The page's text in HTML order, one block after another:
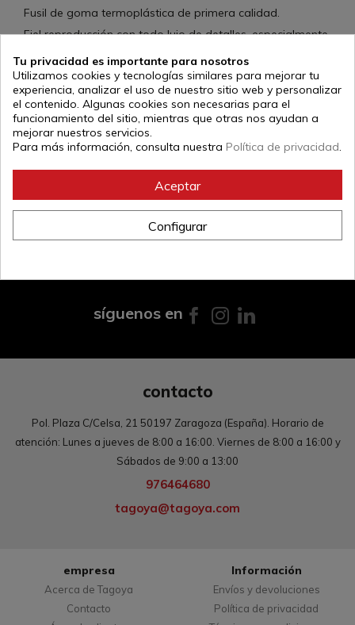
Fusil de goma termoplástica de primera calidad.
Fiel reproducción con todo lujo de detalles, especialmente
Peso y medidas practicamente iguales al original AR15.
Referencia: 6648
síguenos en
contacto
Pol. Plaza C/Celsa, 21 50197 Zaragoza (España). Horario de
atención: Lunes a jueves de 8:00 a 16:00. Viernes de 8:00 a 16:00 y
Sábados de 9:00 a 13:00
976464680
tagoya@tagoya.com
empresa
Acerca de Tagoya
Contacto
Información
Envíos y devoluciones
Política de privacidad
Tu privacidad es importante para nosotros
Utilizamos cookies y tecnologías similares para mejorar tu
experiencia, analizar el uso de nuestro sitio web y personalizar
el contenido. Algunas cookies son necesarias para el
funcionamiento del sitio, mientras que otras nos ayudan a
mejorar nuestros servicios.
Para más información, consulta nuestra Política de privacidad.
Aceptar
Configurar